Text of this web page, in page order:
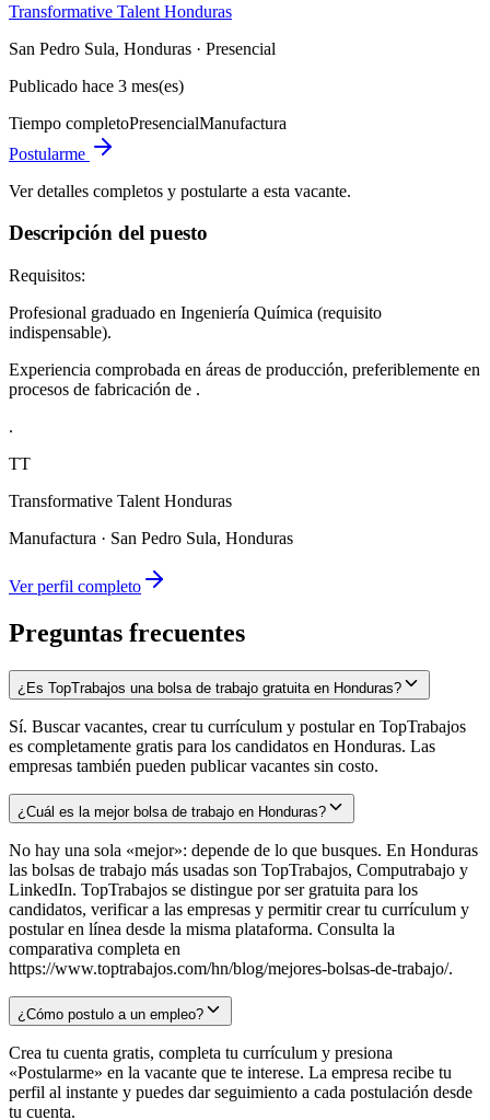
Transformative Talent Honduras
San Pedro Sula, Honduras · Presencial
Publicado hace 3 mes(es)
Tiempo completoPresencialManufactura
Postularme
Ver detalles completos y postularte a esta vacante.
Descripción del puesto
Requisitos:
Profesional graduado en Ingeniería Química (requisito
indispensable).
Experiencia comprobada en áreas de producción, preferiblemente en
procesos de fabricación de .
.
TT
Transformative Talent Honduras
Manufactura · San Pedro Sula, Honduras
Ver perfil completo
Preguntas frecuentes
¿Es TopTrabajos una bolsa de trabajo gratuita en Honduras?
Sí. Buscar vacantes, crear tu currículum y postular en TopTrabajos
es completamente gratis para los candidatos en Honduras. Las
empresas también pueden publicar vacantes sin costo.
¿Cuál es la mejor bolsa de trabajo en Honduras?
No hay una sola «mejor»: depende de lo que busques. En Honduras
las bolsas de trabajo más usadas son TopTrabajos, Computrabajo y
LinkedIn. TopTrabajos se distingue por ser gratuita para los
candidatos, verificar a las empresas y permitir crear tu currículum y
postular en línea desde la misma plataforma. Consulta la
comparativa completa en
https://www.toptrabajos.com/hn/blog/mejores-bolsas-de-trabajo/.
¿Cómo postulo a un empleo?
Crea tu cuenta gratis, completa tu currículum y presiona
«Postularme» en la vacante que te interese. La empresa recibe tu
perfil al instante y puedes dar seguimiento a cada postulación desde
tu cuenta.